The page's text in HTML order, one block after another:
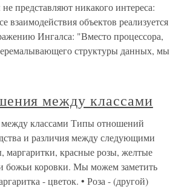
представляют никакого интереса:
взаимодействия объектов реализуется
Ингалса: "Вместо процессора,
структуры данных, мы
между классами
классами Типы отношений
и различия между следующими
маргаритки, красные розы, желтые
божьи коровки. Мы можем заметить
- цветок. • Роза - (другой)